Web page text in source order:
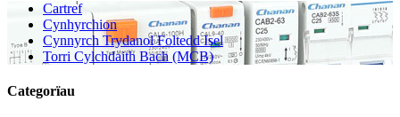
Cartref
Cynhyrchion
Cynnyrch Trydanol Foltedd Isel
Torri Cylchdaith Bach (MCB)
Categorïau